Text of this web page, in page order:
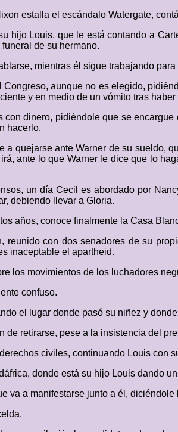
estalla el escándalo Watergate,
hijo Louis, que le está contando a
de su hermano.
mientras él sigue trabajando
aunque no es elegido,
y en medio de un vómito tras
dinero, pidiéndole que se
hacerlo.
quejarse ante Warner de su sueldo,
ante lo que Warner le dice que lo
un día Cecil es abordado por
debiendo llevar a Gloria.
años, conoce finalmente la Casa
reunido con dos senadores de su
inaceptable el apartheid.
los movimientos de los luchadores
confuso.
el lugar donde pasó su niñez y
de retirarse, pese a la insistencia del
civiles, continuando Louis con
donde está su hijo Louis dando
va a manifestarse junto a él,